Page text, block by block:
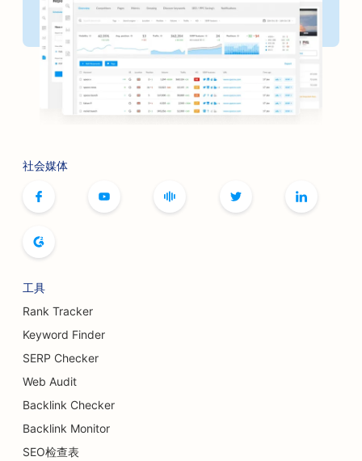
社会媒体
工具
Rank Tracker
Keyword Finder
SERP Checker
Web Audit
Backlink Checker
Backlink Monitor
SEO检查表